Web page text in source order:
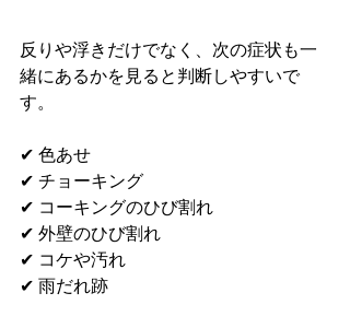
反りや浮きだけでなく、次の症状も一
緒にあるかを見ると判断しやすいで
す。
✔ 色あせ
✔ チョーキング
✔ コーキングのひび割れ
✔ 外壁のひび割れ
✔ コケや汚れ
✔ 雨だれ跡